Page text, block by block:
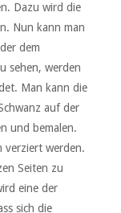
Dazu wird die
Nun kann man
dem
sehen, werden
Man kann die
auf der
und bemalen.
verziert werden.
Seiten zu
eine der
sich die